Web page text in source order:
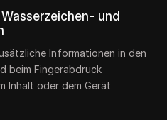
und
Informationen in den
beim Fingerabdruck
Inhalt oder dem Gerät